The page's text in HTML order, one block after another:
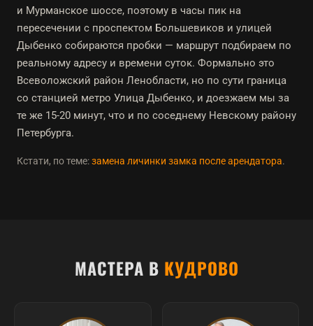
и Мурманское шоссе, поэтому в часы пик на
пересечении с проспектом Большевиков и улицей
Дыбенко собираются пробки — маршрут подбираем по
реальному адресу и времени суток. Формально это
Всеволожский район Ленобласти, но по сути граница
со станцией метро Улица Дыбенко, и доезжаем мы за
те же 15-20 минут, что и по соседнему Невскому району
Петербурга.
Кстати, по теме:замена личинки замка после арендатора.
МАСТЕРА В КУДРОВО